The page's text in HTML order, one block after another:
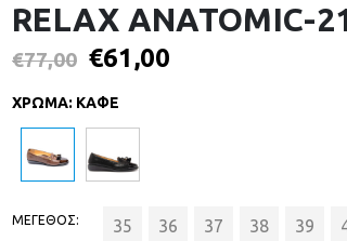
RELAX ANATOMIC-
€77,00 €61,00
ΧΡΩΜΑ: ΚΑΦΕ
ΜΕΓΕΘΟΣ 35 36 37 38 39